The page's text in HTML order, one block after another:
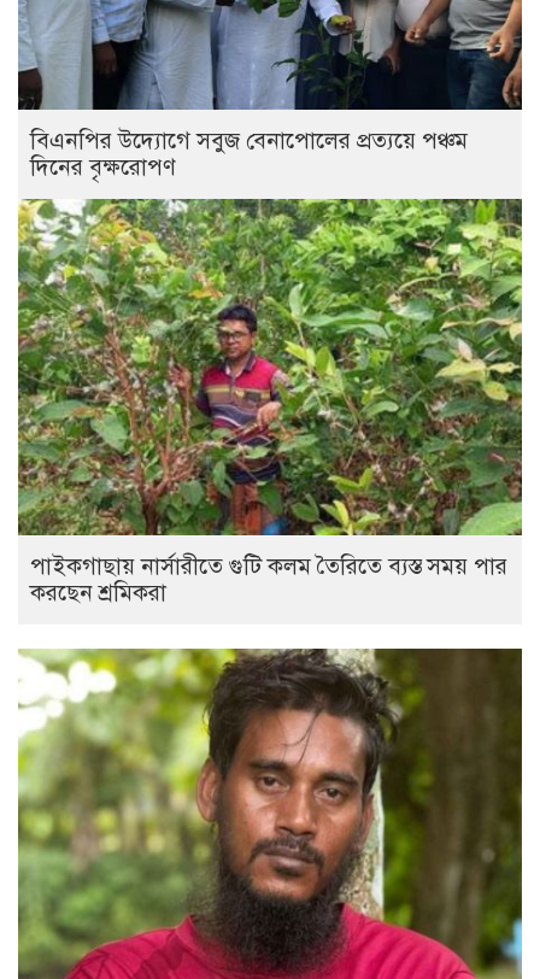
বিএনপির উদ্যোগে সবুজ বেনাপোলের প্রত্যয়ে পঞ্চম
দিনের বৃক্ষরোপণ
পাইকগাছায় নার্সারীতে গুটি কলম তৈরিতে ব্যস্ত সময় পার
করছেন শ্রমিকরা